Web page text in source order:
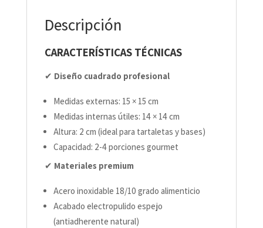
Descripción
CARACTERÍSTICAS TÉCNICAS
✔ Diseño cuadrado profesional
Medidas externas: 15 × 15 cm
Medidas internas útiles: 14 × 14 cm
Altura: 2 cm (ideal para tartaletas y bases)
Capacidad: 2-4 porciones gourmet
✔ Materiales premium
Acero inoxidable 18/10 grado alimenticio
Acabado electropulido espejo
(antiadherente natural)